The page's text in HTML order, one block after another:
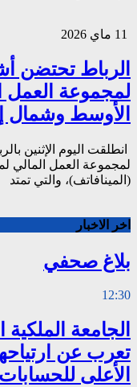
لمجموعة العمل
الأوسط وشمال
انطلقت اليوم الإثنين
لمجموعة العمل المالي
(المينافاتف)، والتي تمتد
اخر الاخبار
بلاغ صحفي
12:30
الجامعة
تعرب عن
الأعلى للحسابات